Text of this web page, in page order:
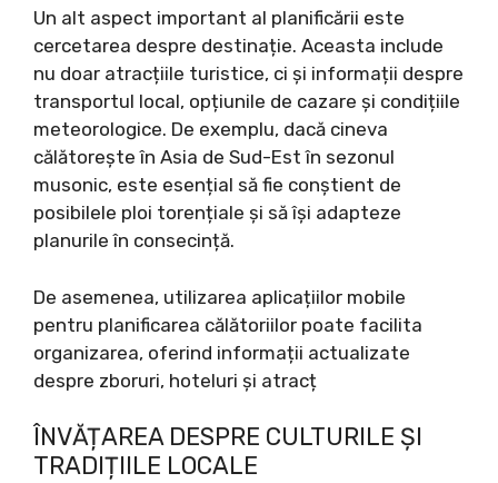
Un alt aspect important al planificării este
cercetarea despre destinație. Aceasta include
nu doar atracțiile turistice, ci și informații despre
transportul local, opțiunile de cazare și condițiile
meteorologice. De exemplu, dacă cineva
călătorește în Asia de Sud-Est în sezonul
musonic, este esențial să fie conștient de
posibilele ploi torențiale și să își adapteze
planurile în consecință.
De asemenea, utilizarea aplicațiilor mobile
pentru planificarea călătoriilor poate facilita
organizarea, oferind informații actualizate
despre zboruri, hoteluri și atracț
ÎNVĂȚAREA DESPRE CULTURILE ȘI
TRADIȚIILE LOCALE